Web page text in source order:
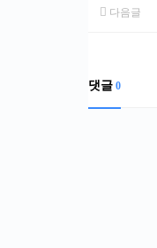
다음글
댓글 0